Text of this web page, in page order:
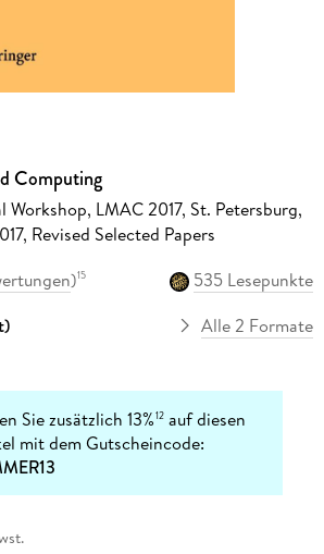
Computing
LMAC 2017, St. Petersburg,
Revised Selected Papers
)15
535 Lesepunkte
Alle 2 Formate
Sie zusätzlich 13%12 auf diesen
mit dem Gutscheincode: